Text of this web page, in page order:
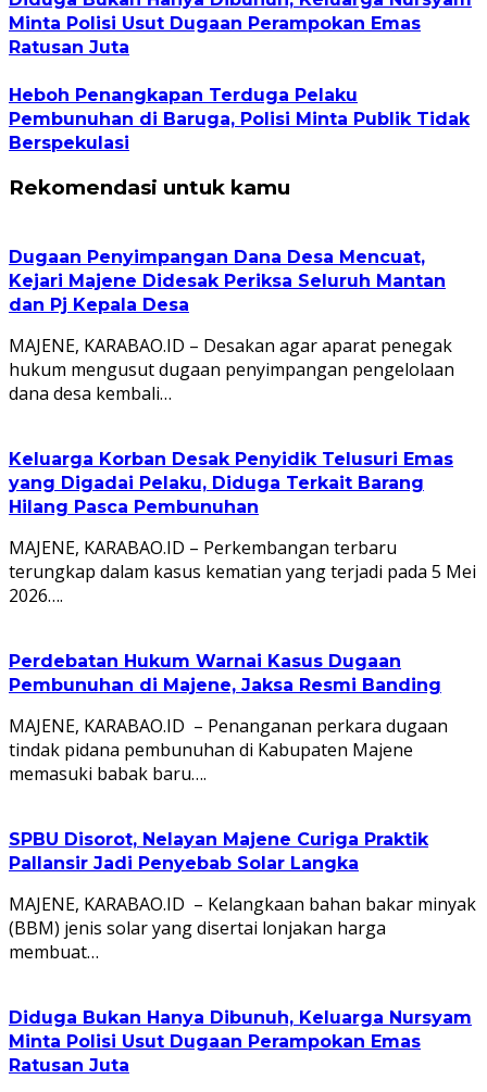
Minta Polisi Usut Dugaan Perampokan Emas
Ratusan Juta
Heboh Penangkapan Terduga Pelaku
Pembunuhan di Baruga, Polisi Minta Publik Tidak
Berspekulasi
Rekomendasi untuk kamu
Dugaan Penyimpangan Dana Desa Mencuat,
Kejari Majene Didesak Periksa Seluruh Mantan
dan Pj Kepala Desa
MAJENE, KARABAO.ID – Desakan agar aparat penegak
hukum mengusut dugaan penyimpangan pengelolaan
dana desa kembali…
Keluarga Korban Desak Penyidik Telusuri Emas
yang Digadai Pelaku, Diduga Terkait Barang
Hilang Pasca Pembunuhan
MAJENE, KARABAO.ID – Perkembangan terbaru
terungkap dalam kasus kematian yang terjadi pada 5 Mei
2026….
Perdebatan Hukum Warnai Kasus Dugaan
Pembunuhan di Majene, Jaksa Resmi Banding
MAJENE, KARABAO.ID – Penanganan perkara dugaan
tindak pidana pembunuhan di Kabupaten Majene
memasuki babak baru….
SPBU Disorot, Nelayan Majene Curiga Praktik
Pallansir Jadi Penyebab Solar Langka
MAJENE, KARABAO.ID – Kelangkaan bahan bakar minyak
(BBM) jenis solar yang disertai lonjakan harga
membuat…
Diduga Bukan Hanya Dibunuh, Keluarga Nursyam
Minta Polisi Usut Dugaan Perampokan Emas
Ratusan Juta